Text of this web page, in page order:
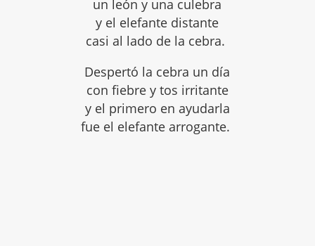
un león y una culebra
y el elefante distante
casi al lado de la cebra.
Despertó la cebra un día
con fiebre y tos irritante
y el primero en ayudarla
fue el elefante arrogante.